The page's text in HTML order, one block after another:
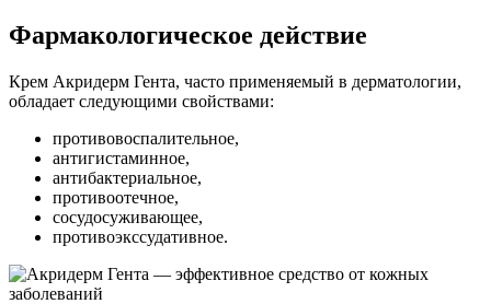
Фармакологическое действие
Крем Акридерм Гента, часто применяемый в дерматологии,
обладает следующими свойствами:
противовоспалительное,
антигистаминное,
антибактериальное,
противоотечное,
сосудосуживающее,
противоэкссудативное.